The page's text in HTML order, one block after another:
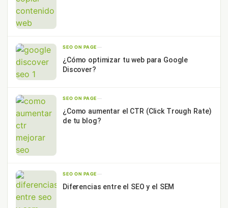
SEO ON PAGE—
¿Cómo optimizar tu web para Google
Discover?
SEO ON PAGE—
¿Como aumentar el CTR (Click Trough Rate)
de tu blog?
SEO ON PAGE—
Diferencias entre el SEO y el SEM